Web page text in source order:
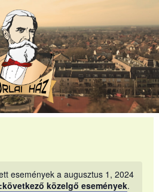
események a augusztus 1, 2024
:következő közelgő események.